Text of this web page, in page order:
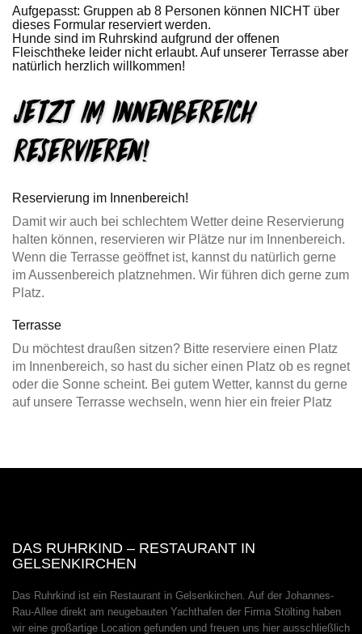
Aufgepasst: Gruppen ab 8 Personen können NICHT über
dieses Formular reserviert werden.
Hunde sind im Ruhrskind aufgrund der offenen
Fleischtheke leider nicht erlaubt. Auf unserer Terrasse aber
natürlich herzlich willkommen!
Jetzt im Innenbereich
reservieren!
Reservierung im Innenbereich!
Damit wir auch bei schlechtem Wetter deine Reservierung
halten können, reservieren wir Plätze nur im Innenbereich.
Wenn die Terrasse geöffnet ist, kannst du natürlich gerne
im Aussenbereich platznehmen. Wir führen dich gerne zum
Platz.
Terrasse
Du möchtest draußen sitzen? Bitte reserviere einen Platz
im Innenbereich, so hast du sicher einen Platz ob es regnet
oder die Sonne scheint. Bei gutem Wetter, kannst du gerne
auf unsere Terrasse wechseln, wenn hier ein freier Platz
DAS RUHRKIND – RESTAURANT IN
GELSENKIRCHEN
Das Ruhrkind ist ein Restaurant in Gelsenkirchen. Auf der Johannes-
Rau-Allee direkt am neugebauten Yachthafen der Firma Stölting haben
wir eine großartige Location gefunden und freuen uns hier ausschließlich